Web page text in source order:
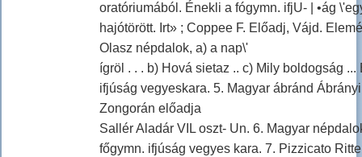
oratóriumából. Énekli a fógymn. ifjU- | •ág
hajótörött. Irt» ; Coppee F. Előadj, Vájd.
Olasz népdalok, a) a nap\'
ígröl . . . b) Hová sietaz .. c) Mily boldogság ...
ifjúság vegyeskara. 5. Magyar ábránd
Zongorán előadja
Sallér Aladár VIL oszt- Un. 6. Magyar
főgymn. ifjúság vegyes kara. 7. Pizzicato